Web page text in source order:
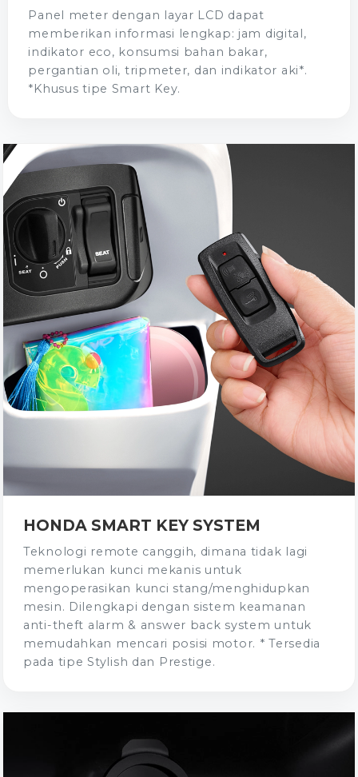
Panel meter dengan layar LCD dapat
memberikan informasi lengkap: jam digital,
indikator eco, konsumsi bahan bakar,
pergantian oli, tripmeter, dan indikator aki*.
*Khusus tipe Smart Key.
HONDA SMART KEY SYSTEM
Teknologi remote canggih, dimana tidak lagi
memerlukan kunci mekanis untuk
mengoperasikan kunci stang/menghidupkan
mesin. Dilengkapi dengan sistem keamanan
anti-theft alarm & answer back system untuk
memudahkan mencari posisi motor. * Tersedia
pada tipe Stylish dan Prestige.